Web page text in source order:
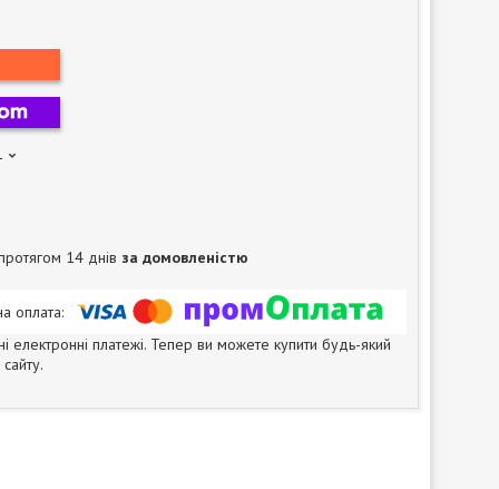
14 днів за домовленістю
електронні платежі. Тепер ви можете купити будь-який